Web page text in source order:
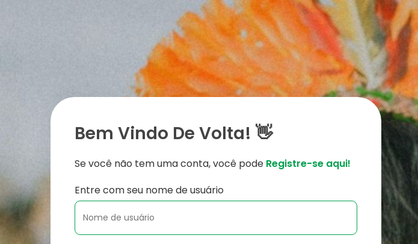
Bem Vindo De Volta! 👋
Se você não tem uma conta, você pode Registre-se aqui!
Entre com seu nome de usuário